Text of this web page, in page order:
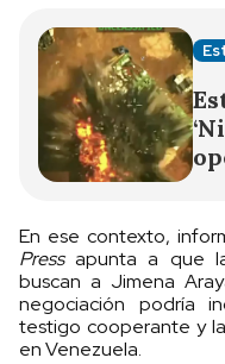
En ese contexto,
Pressapunta a que
buscan a Jimena
negociación podría
testigo cooperante y
en Venezuela.